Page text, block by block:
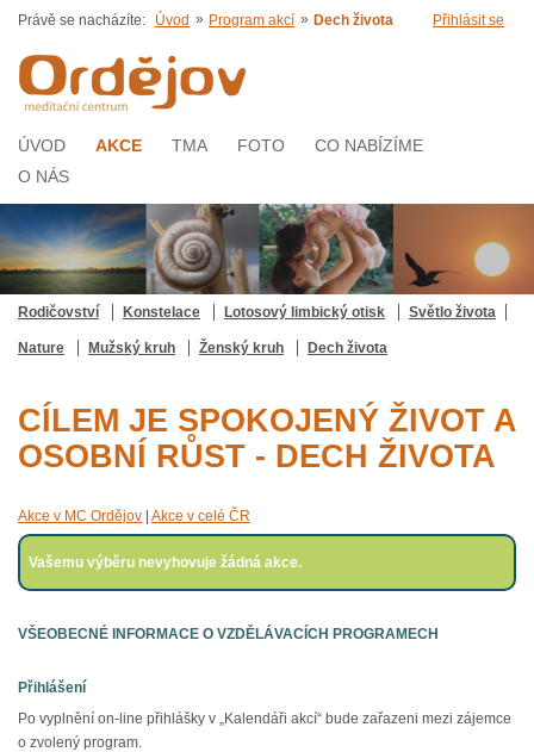
Přihlásit se
Právě se nacházíte: Úvod » Program akcí » Dech života
ÚVOD AKCE TMA FOTO
CO NABÍZÍME
O NÁS
Rodičovství Konstelace Lotosový limbický otisk Světlo života
Nature Mužský kruh Ženský kruh Dech života
CÍLEM JE SPOKOJENÝ ŽIVOT A
OSOBNÍ RŮST - DECH ŽIVOTA
Akce v MC Ordějov Akce v celé ČR
Vašemu výběru nevyhovuje žádná akce.
VŠEOBECNÉ INFORMACE O VZDĚLÁVACÍCH PROGRAMECH
Přihlášení
Po vyplnění on-line přihlášky v „Kalendáři akcí“ bude zařazeni mezi zájemce
o zvolený program.